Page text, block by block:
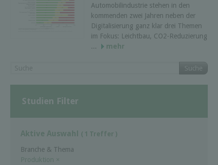
Automobilindustrie stehen in den
kommenden zwei Jahren neben der
Digitalisierung ganz klar drei Themen
im Fokus: Leichtbau, CO2-Reduzierung
...
mehr
Suche
Studien Filter
Aktive Auswahl ( 1 Treffer )
Branche & Thema
Produktion ×